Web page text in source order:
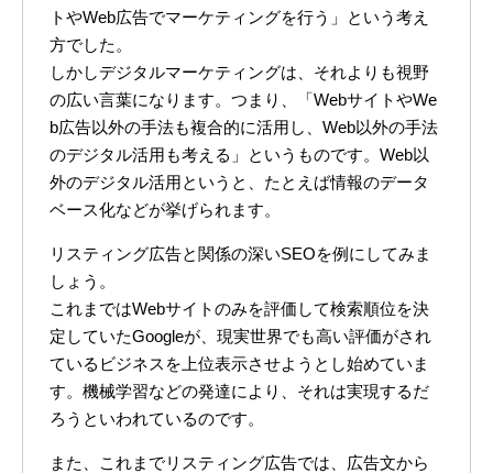
トやWeb広告でマーケティングを行う」という考え
方でした。
しかしデジタルマーケティングは、それよりも視野
の広い言葉になります。つまり、「WebサイトやWe
b広告以外の手法も複合的に活用し、Web以外の手法
のデジタル活用も考える」というものです。Web以
外のデジタル活用というと、たとえば情報のデータ
ベース化などが挙げられます。
リスティング広告と関係の深いSEOを例にしてみま
しょう。
これまではWebサイトのみを評価して検索順位を決
定していたGoogleが、現実世界でも高い評価がされ
ているビジネスを上位表示させようとし始めていま
す。機械学習などの発達により、それは実現するだ
ろうといわれているのです。
また、これまでリスティング広告では、広告文から